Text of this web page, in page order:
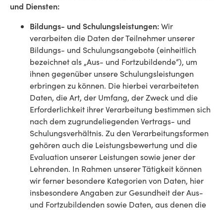
und Diensten:
Bildungs- und Schulungsleistungen:Wir
verarbeiten die Daten der Teilnehmer unserer
Bildungs- und Schulungsangebote (einheitlich
bezeichnet als „Aus- und Fortzubildende“), um
ihnen gegenüber unsere Schulungsleistungen
erbringen zu können. Die hierbei verarbeiteten
Daten, die Art, der Umfang, der Zweck und die
Erforderlichkeit ihrer Verarbeitung bestimmen sich
nach dem zugrundeliegenden Vertrags- und
Schulungsverhältnis. Zu den Verarbeitungsformen
gehören auch die Leistungsbewertung und die
Evaluation unserer Leistungen sowie jener der
Lehrenden. In Rahmen unserer Tätigkeit können
wir ferner besondere Kategorien von Daten, hier
insbesondere Angaben zur Gesundheit der Aus-
und Fortzubildenden sowie Daten, aus denen die